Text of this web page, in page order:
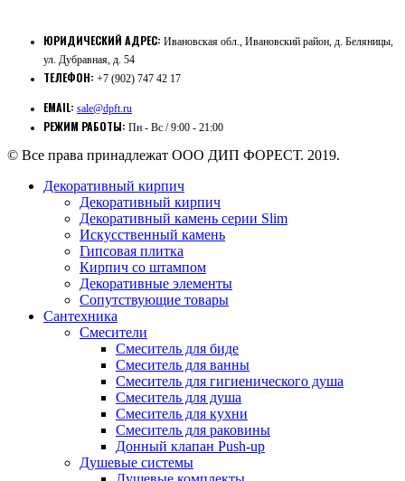
ЮРИДИЧЕСКИЙ АДРЕС: Ивановская обл., Ивановский район, д. Беляницы,
ул. Дубравная, д. 54
ТЕЛЕФОН: +7 (902) 747 42 17
EMAIL: sale@dpft.ru
РЕЖИМ РАБОТЫ: Пн - Вс / 9:00 - 21:00
© Все права принадлежат ООО ДИП ФОРЕСТ. 2019.
Декоративный кирпич
Декоративный кирпич
Декоративный камень серии Slim
Искусственный камень
Гипсовая плитка
Кирпич со штампом
Декоративные элементы
Сопутствующие товары
Сантехника
Смесители
Смеситель для биде
Смеситель для ванны
Смеситель для гигиенического душа
Смеситель для душа
Смеситель для кухни
Смеситель для раковины
Донный клапан Push-up
Душевые системы